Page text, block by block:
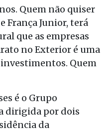
Quem não quiser
França Junior, terá
que as empresas
no Exterior é uma
Quem
é o Grupo
dirigida por dois
da